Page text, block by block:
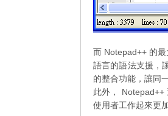
而 Notepad++ 的
語言的語法支援，
的整合功能，讓同
此外， Notepad++
使用者工作起來更